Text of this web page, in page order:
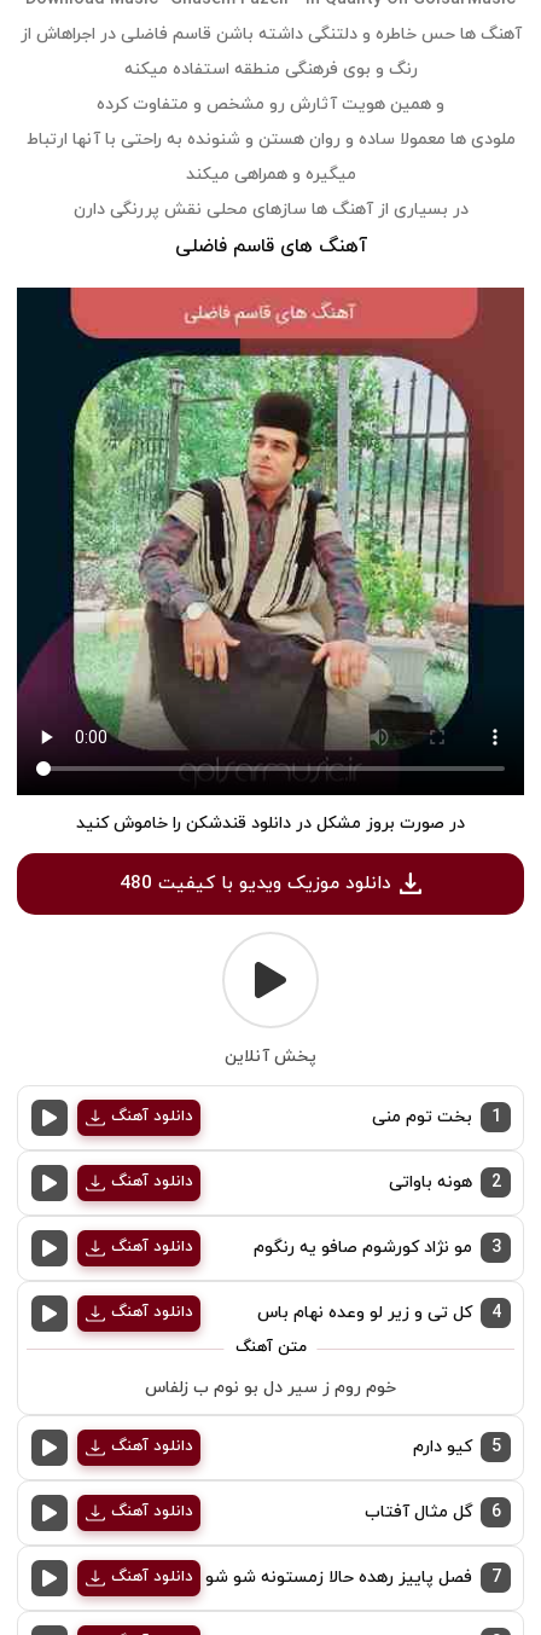
آهنگ ها حس خاطره و دلتنگی داشته باشن قاسم فاضلی در اجراهاش از
رنگ و بوی فرهنگی منطقه استفاده میکنه
و همین هویت آثارش رو مشخص و متفاوت کرده
ملودی ها معمولا ساده و روان هستن و شنونده به راحتی با آنها ارتباط
میگیره و همراهی میکند
در بسیاری از آهنگ ها سازهای محلی نقش پررنگی دارن
آهنگ های قاسم فاضلی
در صورت بروز مشکل در دانلود قندشکن را خاموش کنید
دانلود موزیک ویدیو با کیفیت 480
پخش آنلاین
1 بخت توم منی دانلود آهنگ
2 هونه باواتی دانلود آهنگ
3 مو نژاد کورشوم صافو یه رنگوم دانلود آهنگ
4 کل تی و زیر لو وعده نهام باس دانلود آهنگ
خوم روم ز سیر دل بو نوم ب زلفاس
5 کیو دارم دانلود آهنگ
6 گل مثال آفتاب دانلود آهنگ
7 فصل پاییز رهده حالا زمستونه شو شو دانلود آهنگ